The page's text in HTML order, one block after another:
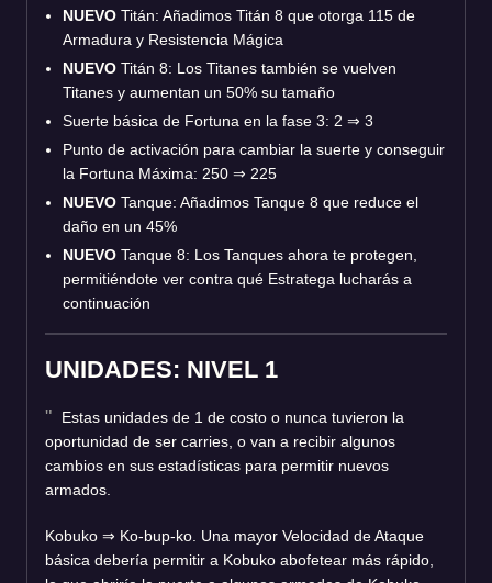
NUEVO Titán: Añadimos Titán 8 que otorga 115 de
Armadura y Resistencia Mágica
NUEVO Titán 8: Los Titanes también se vuelven
Titanes y aumentan un 50% su tamaño
Suerte básica de Fortuna en la fase 3: 2 ⇒ 3
Punto de activación para cambiar la suerte y conseguir
la Fortuna Máxima: 250 ⇒ 225
NUEVO Tanque: Añadimos Tanque 8 que reduce el
daño en un 45%
NUEVO Tanque 8: Los Tanques ahora te protegen,
permitiéndote ver contra qué Estratega lucharás a
continuación
UNIDADES: NIVEL 1
Estas unidades de 1 de costo o nunca tuvieron la
oportunidad de ser carries, o van a recibir algunos
cambios en sus estadísticas para permitir nuevos
armados.
Kobuko ⇒ Ko-bup-ko. Una mayor Velocidad de Ataque
básica debería permitir a Kobuko abofetear más rápido,